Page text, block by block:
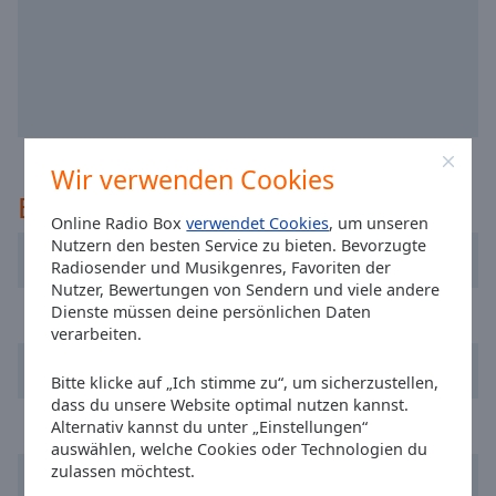
Wir verwenden Cookies
Online Radio Boxverwendet Cookies, um unseren
Nutzern den besten Service zu bieten. Bevorzugte
Radiosender und Musikgenres, Favoriten der
Nutzer, Bewertungen von Sendern und viele andere
Dienste müssen deine persönlichen Daten
verarbeiten.
Bitte klicke auf „Ich stimme zu“, um sicherzustellen,
dass du unsere Website optimal nutzen kannst.
Alternativ kannst du unter „Einstellungen“
auswählen, welche Cookies oder Technologien du
zulassen möchtest.
Picture-
Picture
Fullscreen
This
modal
window.
Beginning
window.
Escape
Empfohlen
DDM Radio Ireland
Power FM
Storm North East
Classic Dance Hitz